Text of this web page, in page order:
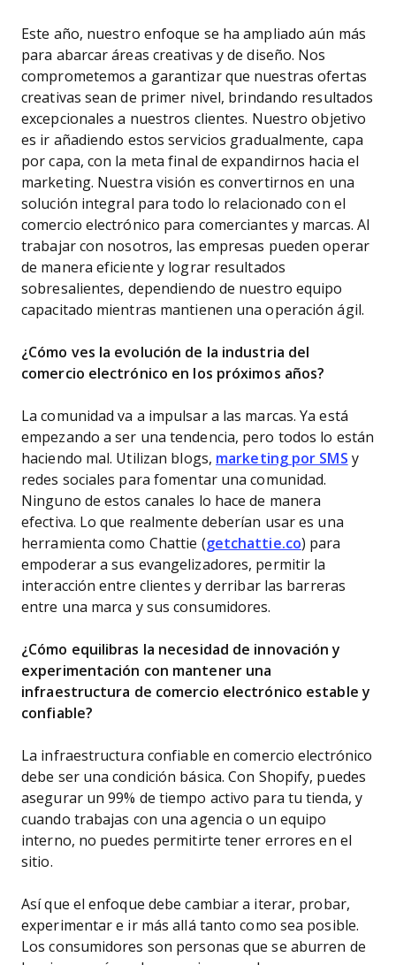
Este año, nuestro enfoque se ha ampliado aún más
para abarcar áreas creativas y de diseño. Nos
comprometemos a garantizar que nuestras ofertas
creativas sean de primer nivel, brindando resultados
excepcionales a nuestros clientes. Nuestro objetivo
es ir añadiendo estos servicios gradualmente, capa
por capa, con la meta final de expandirnos hacia el
marketing. Nuestra visión es convertirnos en una
solución integral para todo lo relacionado con el
comercio electrónico para comerciantes y marcas. Al
trabajar con nosotros, las empresas pueden operar
de manera eficiente y lograr resultados
sobresalientes, dependiendo de nuestro equipo
capacitado mientras mantienen una operación ágil.
¿Cómo ves la evolución de la industria del
comercio electrónico en los próximos años?
La comunidad va a impulsar a las marcas. Ya está
empezando a ser una tendencia, pero todos lo están
haciendo mal. Utilizan blogs, marketing por SMS y
redes sociales para fomentar una comunidad.
Ninguno de estos canales lo hace de manera
efectiva. Lo que realmente deberían usar es una
herramienta como Chattie (getchattie.co) para
empoderar a sus evangelizadores, permitir la
interacción entre clientes y derribar las barreras
entre una marca y sus consumidores.
¿Cómo equilibras la necesidad de innovación y
experimentación con mantener una
infraestructura de comercio electrónico estable y
confiable?
La infraestructura confiable en comercio electrónico
debe ser una condición básica. Con Shopify, puedes
asegurar un 99% de tiempo activo para tu tienda, y
cuando trabajas con una agencia o un equipo
interno, no puedes permitirte tener errores en el
sitio.
Así que el enfoque debe cambiar a iterar, probar,
experimentar e ir más allá tanto como sea posible.
Los consumidores son personas que se aburren de